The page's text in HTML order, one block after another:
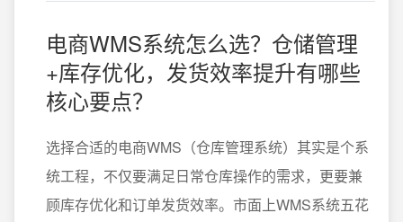
电商WMS系统怎么选？仓储管理
+库存优化，发货效率提升有哪些
核心要点？
选择合适的电商WMS（仓库管理系统）其实是个系
统工程，不仅要满足日常仓库操作的需求，更要兼
顾库存优化和订单发货效率。市面上WMS系统五花